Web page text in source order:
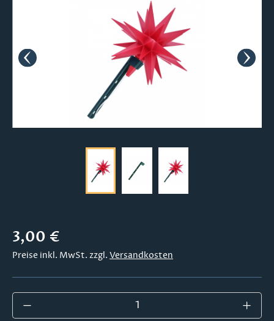
Regulärer Preis:
3,00 €
Preise inkl. MwSt. zzgl. Versandkosten
Produkt Anzahl: Gib den gewünschten